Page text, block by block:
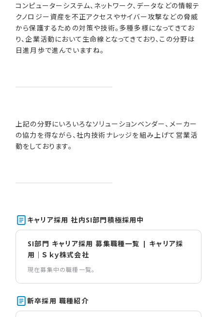
コンピューターシステム、ネットワーク、データなどの情報テ
クノロジー資産を不正アクセスやサイバー攻撃などの脅威
から保護するための対策や技術。多種多様になってきてお
り、企業活動において生命線となってきており、この分野は
日進月歩で進んでいますね。
上記の分野にいろいろなソリューションベンダー、メーカー
の協力を得ながら、社内技術ナレッジを組み上げて営業活
動をしております。
キャリア採用 社内SI部​門積極採用中
SI部門 キャリア採用 募集職種一覧 | キャリア採
用｜Ｓｋｙ株式会社
現在募集中の職種一覧。
新卒採用 職種紹介